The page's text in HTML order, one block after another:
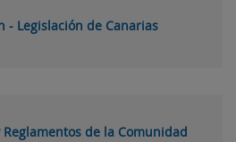
- Legislación de Canarias
Reglamentos de la Comunidad